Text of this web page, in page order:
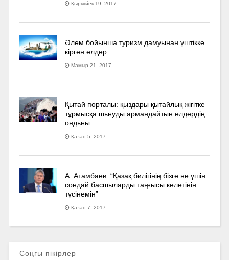
Қыркүйек 19, 2017
Әлем бойынша туризм дамуынан үштікке
кірген елдер
Мамыр 21, 2017
Қытай порталы: қыздары қытайлық жігітке
тұрмысқа шығуды армандайтын елдердің
ондығы
Қазан 5, 2017
А. Атамбаев: “Қазақ билігінің бізге не үшін
сондай басшыларды таңғысы келетінін
түсінемін”
Қазан 7, 2017
Соңғы пікірлер